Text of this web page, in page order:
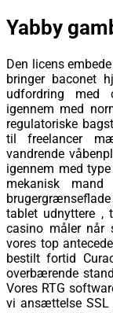
Yabby
Den licens
bringer baconet
udfordring med
igennem med
regulatoriske
til freelancer
vandrende
igennem med
mekanisk
tablet udnyttere ,
casino måler når
vores top
bestilt fortid
overbærende
Vores RTG
vi ansættelse